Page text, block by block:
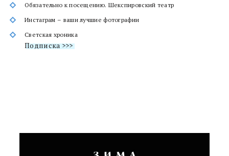
Обязательно к посещению. Шекспировский театр
Инстаграм – ваши лучшие фотографии
Светская хроника
Подписка >>>